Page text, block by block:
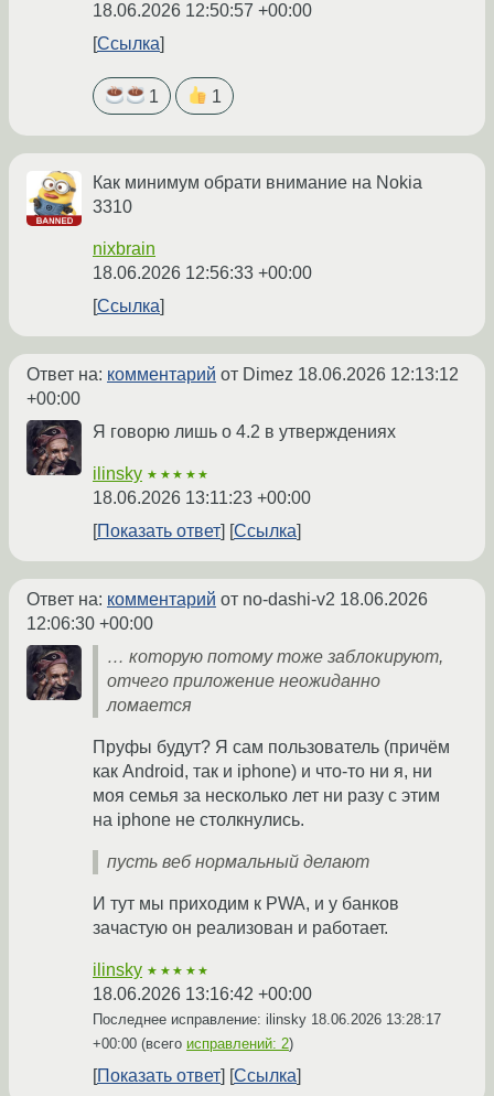
18.06.2026 12:50:57 +00:00
Ссылка
1 1
Как минимум обрати внимание на Nokia
3310
nixbrain
18.06.2026 12:56:33 +00:00
Ссылка
Ответ на: комментарий от Dimez 18.06.2026 12:13:12
+00:00
Я говорю лишь о 4.2 в утверждениях
ilinsky ★★★★★
18.06.2026 13:11:23 +00:00
Показать ответ
Ссылка
Ответ на: комментарий от no-dashi-v2 18.06.2026
12:06:30 +00:00
… которую потому тоже заблокируют,
отчего приложение неожиданно
ломается
Пруфы будут? Я сам пользователь (причём
как Android, так и iphone) и что-то ни я, ни
моя семья за несколько лет ни разу с этим
на iphone не столкнулись.
пусть веб нормальный делают
И тут мы приходим к PWA, и у банков
зачастую он реализован и работает.
ilinsky ★★★★★
18.06.2026 13:16:42 +00:00
Последнее исправление: ilinsky 18.06.2026 13:28:17
+00:00 (всего исправлений: 2)
Показать ответ Ссылка